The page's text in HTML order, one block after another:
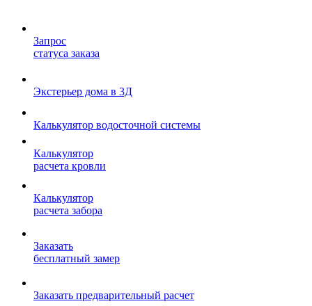
Запрос
статуса заказа
Экстерьер дома в 3Д
Калькулятор водосточной системы
Калькулятор
расчета кровли
Калькулятор
расчета забора
Заказать
бесплатный замер
Заказать предварительный расчет